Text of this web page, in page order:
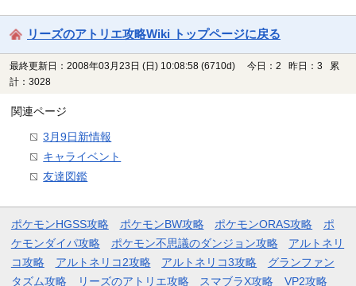
リーズのアトリエ攻略Wiki トップページに戻る
最終更新日：2008年03月23日 (日) 10:08:58 (6710d)
今日：2 昨日：3 累
計：3028
関連ページ
3月9日新情報
キャライベント
友達図鑑
ポケモンHGSS攻略 ポケモンBW攻略 ポケモンORAS攻略
ポ
ケモンダイパ攻略
ポケモン不思議のダンジョン攻略
アルトネリ
コ攻略
アルトネリコ2攻略 アルトネリコ3攻略
グランファン
タズム攻略
リーズのアトリエ攻略 スマブラX攻略 VP2攻略